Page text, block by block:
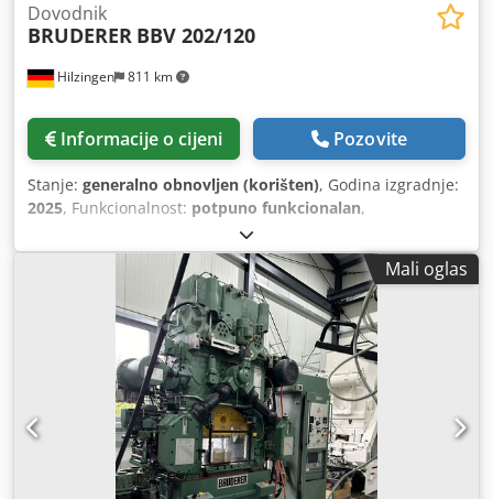
Hilzingen 811 km
Dovodnik
BRUDERER BBV 202/120
Informacije o cijeni Pozovite
Stanje: generalno obnovljen (korišten), Godina izgradnje:
2025, Funkcionalnost: potpuno funkcionalan,
Mali oglas